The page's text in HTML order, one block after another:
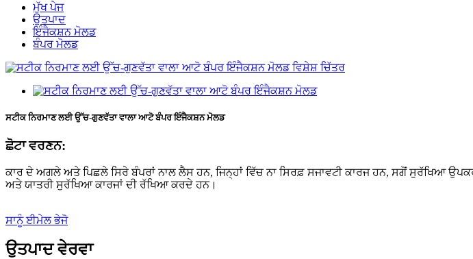
ਮੁੱਖ ਪੇਜ
ਉਤਪਾਦ
ਇੰਜੈਕਸ਼ਨ ਮੋਲਡ
ਬੰਪਰ ਮੋਲਡ
ਸਟੀਕ ਨਿਰਮਾਣ ਲਈ ਉੱਚ-ਗੁਣਵੱਤਾ ਵਾਲਾ ਆਟੋ ਬੰਪਰ ਇੰਜੈਕਸ਼ਨ ਮੋਲਡ
ਛੋਟਾ ਵਰਣਨ:
ਕਾਰ ਦੇ ਅਗਲੇ ਅਤੇ ਪਿਛਲੇ ਸਿਰੇ ਬੰਪਰਾਂ ਨਾਲ ਲੈਸ ਹਨ, ਜਿਨ੍ਹਾਂ ਵਿੱਚ ਨਾ ਸਿਰਫ਼ ਸਜਾਵਟੀ ਕਾਰਜ ਹਨ, ਸਗੋਂ ਸੁਰੱਖਿਆ
ਅਤੇ ਯਾਤਰੀ ਸੁਰੱਖਿਆ ਕਾਰਜਾਂ ਦੀ ਰੱਖਿਆ ਕਰਦੇ ਹਨ।
ਸਾਨੂੰ ਈਮੇਲ ਭੇਜੋ
ਉਤਪਾਦ ਵੇਰਵਾ